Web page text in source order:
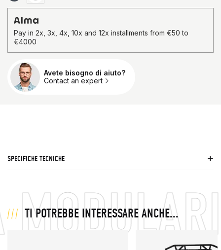
Pay in 2x, 3x, 4x, 10x and 12x installments from €50 to
€4000
Qtà.
Avete bisogno di aiuto?
Contact an expert
SPECIFICHE TECNICHE
TI POTREBBE INTERESSARE ANCHE...